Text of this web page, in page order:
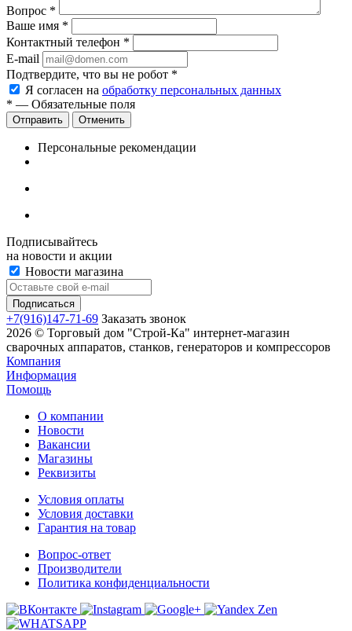
Вопрос *
Ваше имя *
Контактный телефон *
E-mail
Подтвердите, что вы не робот *
Я согласен на обработку персональных данных
* — Обязательные поля
Отменить
Персональные рекомендации
Подписывайтесь
на новости и акции
Новости магазина
+7(916)147-71-69 Заказать звонок
2026 © Торговый дом "Строй-Ка" интернет-магазин
сварочных аппаратов, станков, генераторов и компрессоров
Компания
Информация
Помощь
О компании
Новости
Вакансии
Магазины
Реквизиты
Условия оплаты
Условия доставки
Гарантия на товар
Вопрос-ответ
Производители
Политика конфиденциальности